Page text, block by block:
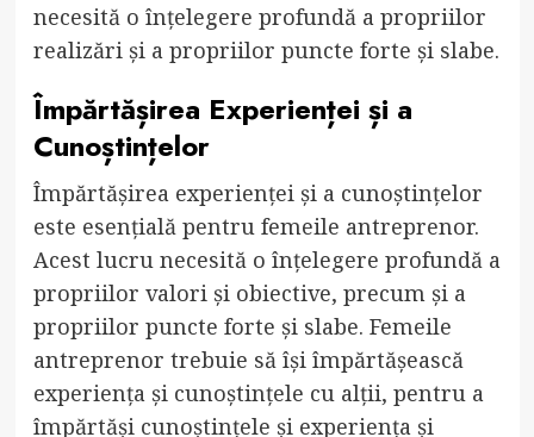
necesită o înțelegere profundă a propriilor
realizări și a propriilor puncte forte și slabe.
Împărtășirea Experienței și a
Cunoștințelor
Împărtășirea experienței și a cunoștințelor
este esențială pentru femeile antreprenor.
Acest lucru necesită o înțelegere profundă a
propriilor valori și obiective, precum și a
propriilor puncte forte și slabe. Femeile
antreprenor trebuie să își împărtășească
experiența și cunoștințele cu alții, pentru a
împărtăși cunoștințele și experiența și